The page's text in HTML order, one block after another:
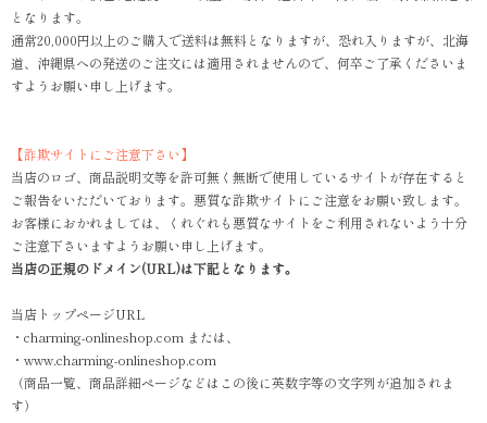
となります。
通常20,000円以上のご購入で送料は無料となりますが、恐れ入りますが、北海
道、沖縄県への発送のご注文には適用されませんので、何卒ご了承くださいま
すようお願い申し上げます。
【詐欺サイトにご注意下さい】
当店のロゴ、商品説明文等を許可無く無断で使用しているサイトが存在すると
ご報告をいただいております。悪質な詐欺サイトにご注意をお願い致します。
お客様におかれましては、くれぐれも悪質なサイトをご利用されないよう十分
ご注意下さいますようお願い申し上げます。
当店の正規のドメイン(URL)は下記となります。
当店トップページURL
・charming-onlineshop.com または、
・www.charming-onlineshop.com
（商品一覧、商品詳細ページなどはこの後に英数字等の文字列が追加されま
す）